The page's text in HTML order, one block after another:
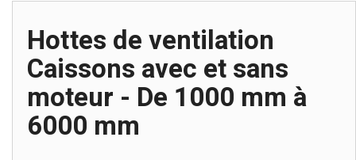
Hottes de ventilation
Caissons avec et sans
moteur - De 1000 mm à
6000 mm